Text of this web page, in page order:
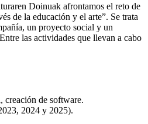
Doinuak afrontamos el reto de
de la educación y el arte”. Se trata
un proyecto social y un
las actividades que llevan a cabo
creación de software.
2024 y 2025).